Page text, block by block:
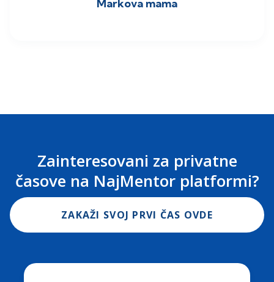
Markova mama
Zainteresovani za privatne
časove na NajMentor platformi?
ZAKAŽI SVOJ PRVI ČAS OVDE